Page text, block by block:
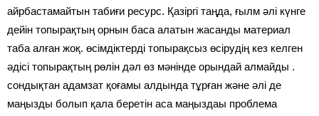
айрбастамайтын табиғи ресурс. Қазіргі таңда, ғылм әлі күнге
дейін топырақтың орнын баса алатын жасанды материал
таба алған жоқ. өсімдіктерді топырақсыз өсірудің кез келген
әдісі топырақтың рөлін дәл өз мәнінде орындай алмайды .
сондықтан адамзат қоғамы алдында тұрған және әлі де
маңызды болып қала беретін аса маңыздаы проблема